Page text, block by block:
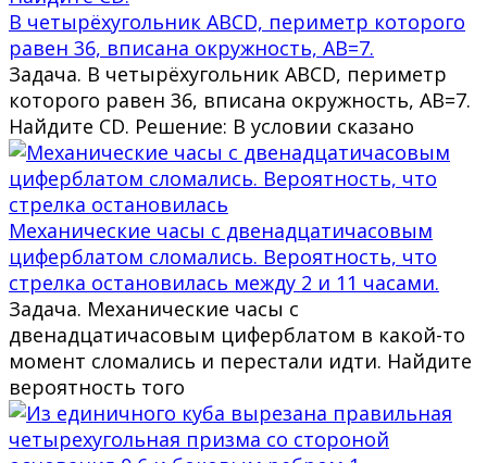
В четырёхугольник ABCD, периметр которого
равен 36, вписана окружность, AB=7.
Задача. В четырёхугольник ABCD, периметр
которого равен 36, вписана окружность, AB=7.
Найдите CD. Решение: В условии сказано
Механические часы с двенадцатичасовым
циферблатом сломались. Вероятность, что
стрелка остановилась между 2 и 11 часами.
Задача. Механические часы с
двенадцатичасовым циферблатом в какой-то
момент сломались и перестали идти. Найдите
вероятность того